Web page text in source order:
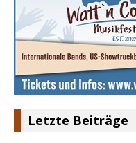
Letzte Beiträge